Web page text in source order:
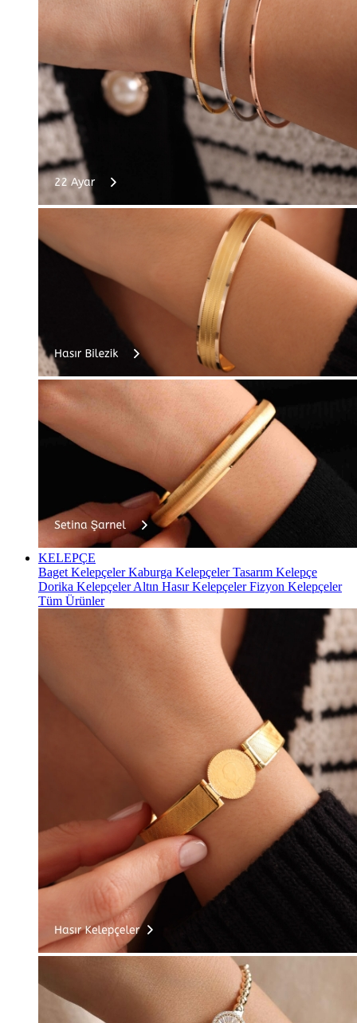
KELEPÇE
Baget KelepçelerKaburga KelepçelerTasarım Kelepçe
Dorika KelepçelerAltın Hasır KelepçelerFizyon Kelepçeler
Tüm Ürünler